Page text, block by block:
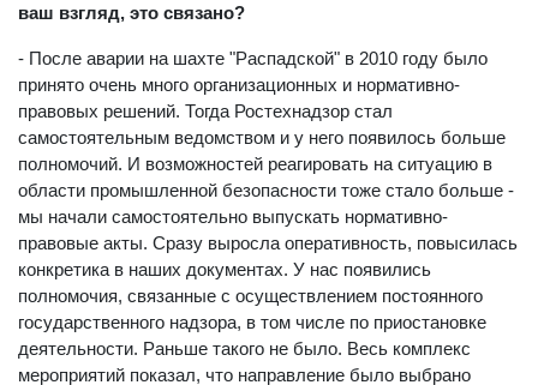
ваш взгляд, это связано?
- После аварии на шахте "Распадской" в 2010 году было
принято очень много организационных и нормативно-
правовых решений. Тогда Ростехнадзор стал
самостоятельным ведомством и у него появилось больше
полномочий. И возможностей реагировать на ситуацию в
области промышленной безопасности тоже стало больше -
мы начали самостоятельно выпускать нормативно-
правовые акты. Сразу выросла оперативность, повысилась
конкретика в наших документах. У нас появились
полномочия, связанные с осуществлением постоянного
государственного надзора, в том числе по приостановке
деятельности. Раньше такого не было. Весь комплекс
мероприятий показал, что направление было выбрано